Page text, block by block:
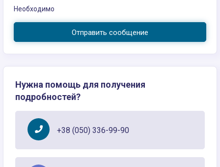
Необходимо
Отправить сообщение
Нужна помощь для получения
подробностей?
+38 (050) 336-99-90